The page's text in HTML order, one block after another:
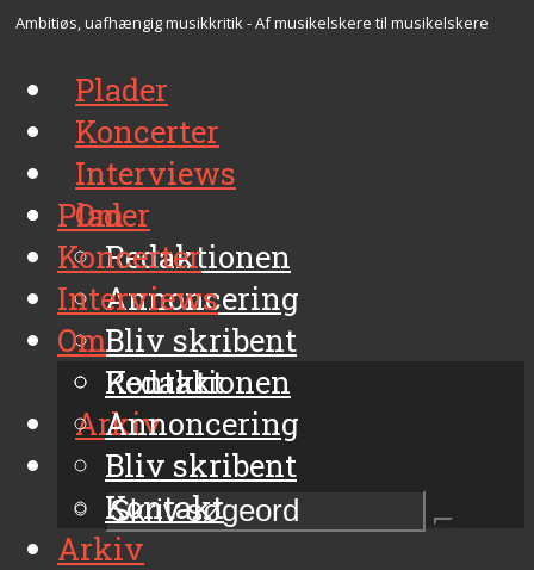
Ambitiøs, uafhængig musikkritik - Af musikelskere til musikelskere
Plader
Koncerter
Interviews
Om
Redaktionen
Annoncering
Bliv skribent
Kontakt
Arkiv
Plader
Koncerter
Interviews
Om
Redaktionen
Annoncering
Bliv skribent
Kontakt
Arkiv